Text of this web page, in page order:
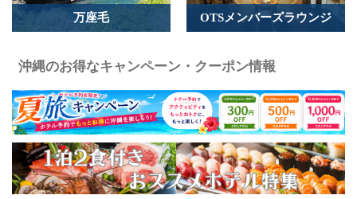
万座毛 OTSメンバーズラウンジ
沖縄のお得なキャンペーン・クーポン情報